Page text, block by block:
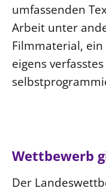
umfassenden
Arbeit unter
Filmmaterial,
eigens
Wettbewerb
Der